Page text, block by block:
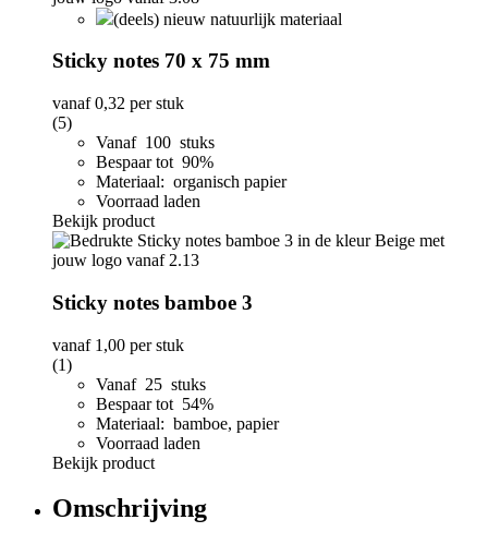
(deels) nieuw natuurlijk materiaal
Sticky notes 70 x 75 mm
vanaf0,32 per stuk
(5)
Vanaf 100 stuks
Bespaar tot 90%
Materiaal: organisch papier
Voorraad laden
Bekijk product
Sticky notes bamboe 3
vanaf 1,00 per stuk
(1)
Vanaf 25 stuks
Bespaar tot 54%
Materiaal: bamboe, papier
Voorraad laden
Bekijk product
Omschrijving